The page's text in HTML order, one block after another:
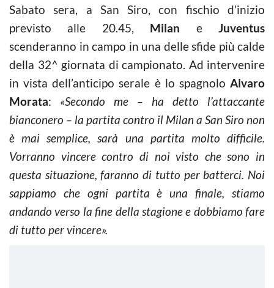
Sabato sera, a San Siro, con fischio d’inizio
previsto alle 20.45, Milan eJuventus
scenderanno in campo in una delle sfide più calde
della 32^ giornata di campionato. Ad intervenire
in vista dell’anticipo serale è lo spagnolo Alvaro
Morata: «Secondo me – ha detto l’attaccante
bianconero – la partita contro il Milan a San Siro non
è mai semplice, sarà una partita molto difficile.
Vorranno vincere contro di noi visto che sono in
questa situazione, faranno di tutto per batterci. Noi
sappiamo che ogni partita è una finale, stiamo
andando verso la fine della stagione e dobbiamo fare
di tutto per vincere».